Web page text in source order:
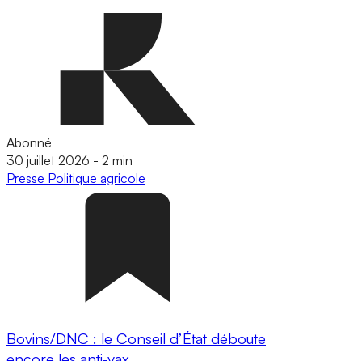
Abonné
30 juillet 2026 - 2 min
Presse Politique agricole
Bovins/DNC : le Conseil d’État déboute